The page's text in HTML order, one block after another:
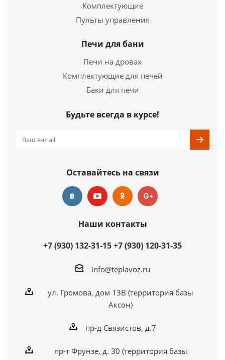
Комплектующие
Пульты управления
Печи для бани
Печи на дровах
Комплектующие для печей
Баки для печи
Будьте всегда в курсе!
Оставайтесь на связи
Наши контакты
+7 (930) 132-31-15+7 (930) 120-31-35
info@teplavoz.ru
ул. Громова, дом 13В (территория базы
Аксон)
пр-д Связистов, д.7
пр-т Фрунзе, д. 30 (территория базы